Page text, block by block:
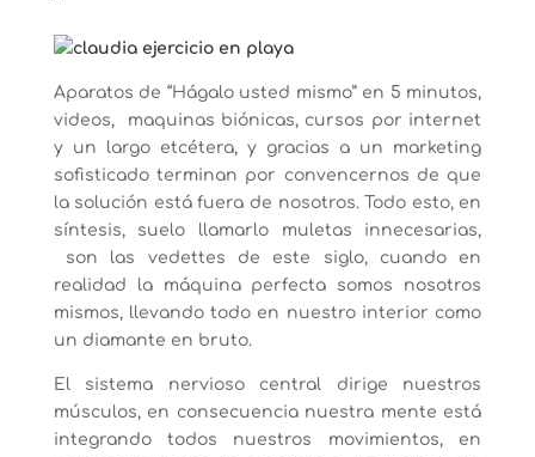
Aparatos de “Hágalo usted mismo” en 5 minutos,
videos, maquinas biónicas, cursos por internet
y un largo etcétera, y gracias a un marketing
sofisticado terminan por convencernos de que
la solución está fuera de nosotros. Todo esto, en
síntesis, suelo llamarlo muletas innecesarias,
son las vedettes de este siglo, cuando en
realidad la máquina perfecta somos nosotros
mismos, llevando todo en nuestro interior como
un diamante en bruto.
El sistema nervioso central dirige nuestros
músculos, en consecuencia nuestra mente está
integrando todos nuestros movimientos, en